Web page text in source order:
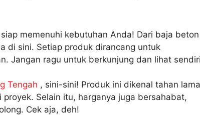
memenuhi kebutuhan Anda! Dari baja beton
di sini. Setiap produk dirancang untuk
Jangan ragu untuk berkunjung dan lihat
Tengah , sini-sini! Produk ini dikenal tahan lama
Selain itu, harganya juga bersahabat,
Cek aja, deh!